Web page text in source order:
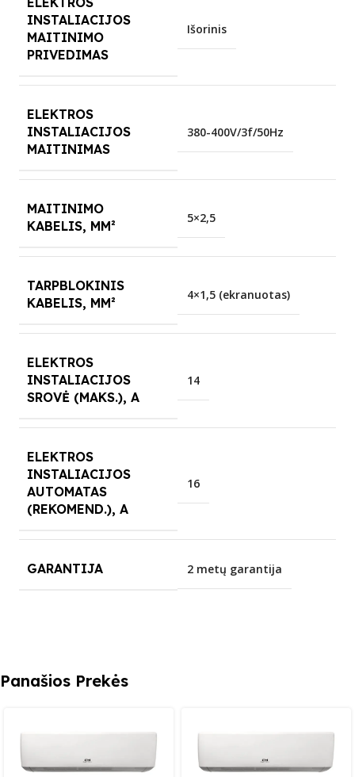
INSTALIACIJOS
MAITINIMO
PRIVEDIMAS
Išorinis
ELEKTROS
INSTALIACIJOS
MAITINIMAS
380-400V/3f/50Hz
MAITINIMO
KABELIS, MM²
5×2,5
TARPBLOKINIS
KABELIS, MM²
4×1,5 (ekranuotas)
ELEKTROS
INSTALIACIJOS
SROVĖ (MAKS.), A
14
ELEKTROS
INSTALIACIJOS
AUTOMATAS
(REKOMEND.), A
16
GARANTIJA 2 metų garantija
Panašios Prekės